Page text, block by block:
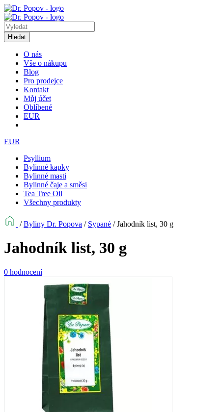
Hledat
O nás
Vše o nákupu
Blog
Pro prodejce
Kontakt
Můj účet
Oblíbené
EUR
EUR
Psyllium
Bylinné kapky
Bylinné masti
Bylinné čaje a směsi
Tea Tree Oil
Všechny produkty
/Byliny Dr. Popova / Sypané /Jahodník list, 30 g
Jahodník list, 30 g
0 hodnocení